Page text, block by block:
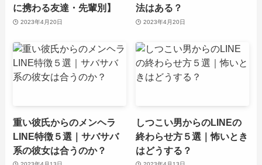
に携わる友達・先輩別】
2023年4月20日
法はある？
2023年4月20日
重い彼氏からのメンヘラ
LINE特徴５選｜サバサバ
系の彼女は合うのか？
しつこい男からのLINEの
終わらせ方５選｜怖いとき
はどうする？